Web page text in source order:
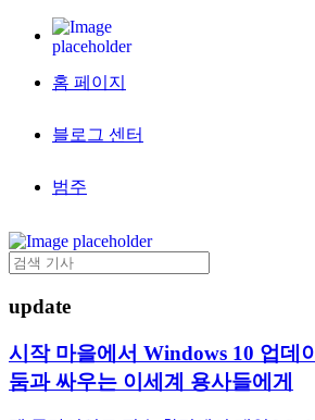
홈 페이지
블로그 센터
범주
update
시작 마을에서 Windows 10 업데
둠과 싸우는 이세계 용사들에게